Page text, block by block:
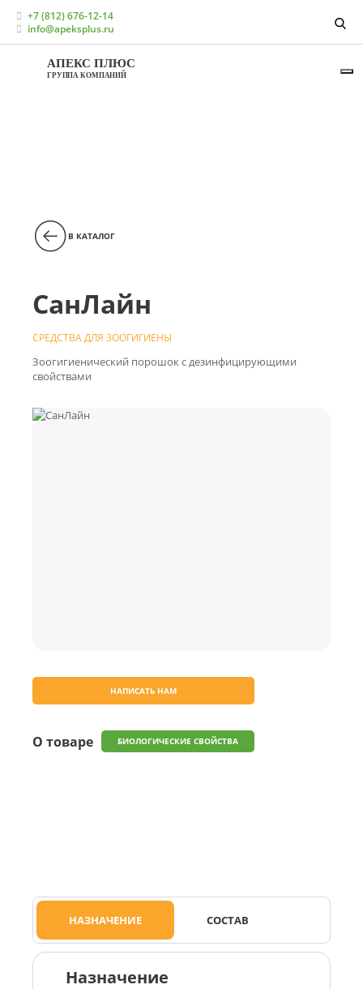
+7 (812) 676-12-14
info@apeksplus.ru
АПЕКС ПЛЮС
ГРУППА КОМПАНИЙ
Главная Каталог
В КАТАЛОГ
СанЛайн
СРЕДСТВА ДЛЯ ЗООГИГИЕНЫ
Зоогигиенический порошок с дезинфицирующими
свойствами
О товаре БИОЛОГИЧЕСКИЕ СВОЙСТВА
НАПИСАТЬ НАМ
НАЗНАЧЕНИЕ СОСТАВ
Назначение